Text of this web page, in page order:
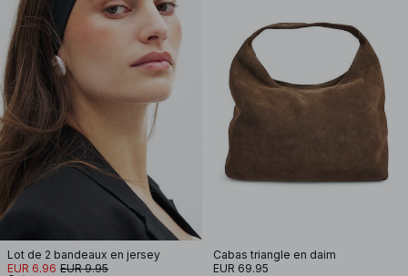
Lot de 2 bandeaux en jersey
EUR 6.96 EUR 9.95
Cabas triangle en daim
EUR 69.95